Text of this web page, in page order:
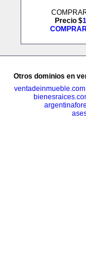
Precio $
Otros dominios en
ventadeinmueble.com|